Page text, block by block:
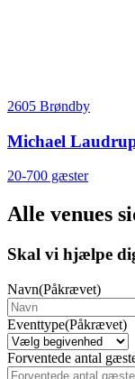
2605 Brøndby
Michael
20-700 gæster
Alle venues
Skal vi hjælpe
Navn(Påkrævet)
Eventtype(Påkrævet)
Forventede antal